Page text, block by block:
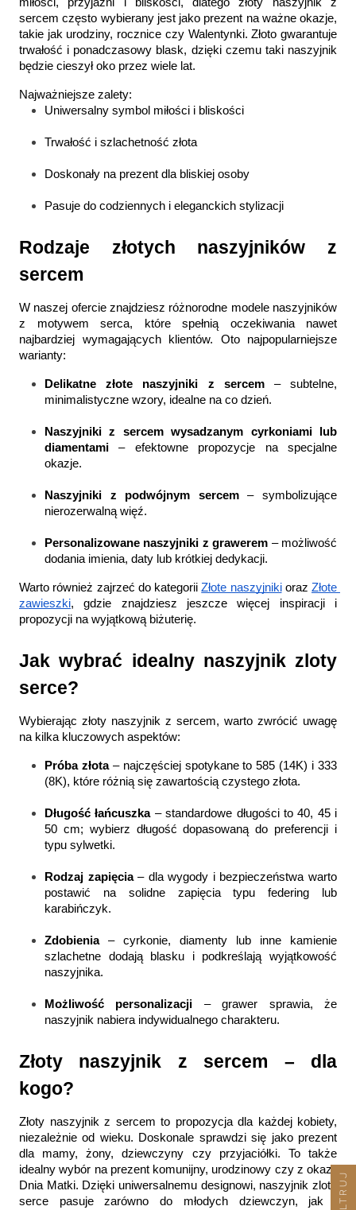
sercem często wybierany jest jako prezent na ważne okazje,
takie jak urodziny, rocznice czy Walentynki. Złoto gwarantuje
trwałość i ponadczasowy blask, dzięki czemu taki naszyjnik
będzie cieszył oko przez wiele lat.
Najważniejsze zalety:
Uniwersalny symbol miłości i bliskości
Trwałość i szlachetność złota
Doskonały na prezent dla bliskiej osoby
Pasuje do codziennych i eleganckich stylizacji
Rodzaje złotych naszyjników z
sercem
W naszej ofercie znajdziesz różnorodne modele naszyjników
z motywem serca, które spełnią oczekiwania nawet
najbardziej wymagających klientów. Oto najpopularniejsze
warianty:
Delikatne złote naszyjniki z sercem – subtelne,
minimalistyczne wzory, idealne na co dzień.
Naszyjniki z sercem wysadzanym cyrkoniami lub
diamentami – efektowne propozycje na specjalne
okazje.
Naszyjniki z podwójnym sercem – symbolizujące
nierozerwalną więź.
Personalizowane naszyjniki z grawerem – możliwość
dodania imienia, daty lub krótkiej dedykacji.
Warto również zajrzeć do kategorii Złote naszyjniki oraz Złote
zawieszki, gdzie znajdziesz jeszcze więcej inspiracji i
propozycji na wyjątkową biżuterię.
Jak wybrać idealny naszyjnik zloty
serce?
Wybierając złoty naszyjnik z sercem, warto zwrócić uwagę
na kilka kluczowych aspektów:
Próba złota – najczęściej spotykane to 585 (14K) i 333
(8K), które różnią się zawartością czystego złota.
Długość łańcuszka – standardowe długości to 40, 45 i
50 cm; wybierz długość dopasowaną do preferencji i
typu sylwetki.
Rodzaj zapięcia – dla wygody i bezpieczeństwa warto
postawić na solidne zapięcia typu federing lub
karabińczyk.
Zdobienia – cyrkonie, diamenty lub inne kamienie
szlachetne dodają blasku i podkreślają wyjątkowość
naszyjnika.
Możliwość personalizacji – grawer sprawia, że
naszyjnik nabiera indywidualnego charakteru.
Złoty naszyjnik z sercem – dla
kogo?
Złoty naszyjnik z sercem to propozycja dla każdej kobiety,
niezależnie od wieku. Doskonale sprawdzi się jako prezent
dla mamy, żony, dziewczyny czy przyjaciółki. To także
idealny wybór na prezent komunijny, urodzinowy czy z okazji
Dnia Matki. Dzięki uniwersalnemu designowi, naszyjnik zloty
serce pasuje zarówno do młodych dziewczyn, jak i
FILTRUJ